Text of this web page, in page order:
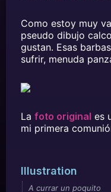
Como estoy muy
pseudo dibujo
gustan. Esas
sufrir, menuda
La foto original es
mi primera
Illustration
A currar un poquito